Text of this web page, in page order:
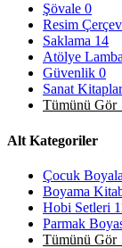
Şövale 0
Resim
Saklama 14
Atölye
Güvenlik 0
Sanat
Tümünü
Alt Kategoriler
Çocuk
Boyama
Hobi Setleri
Parmak
Tümünü